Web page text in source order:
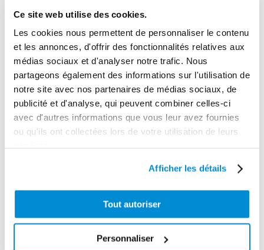
Ce site web utilise des cookies.
Les cookies nous permettent de personnaliser le contenu
et les annonces, d'offrir des fonctionnalités relatives aux
médias sociaux et d'analyser notre trafic. Nous
partageons également des informations sur l'utilisation de
notre site avec nos partenaires de médias sociaux, de
publicité et d'analyse, qui peuvent combiner celles-ci
avec d'autres informations que vous leur avez fournies
ou qu'ils ont collectées lors de votre utilisation de leurs
Afficher les détails
Tout autoriser
Personnaliser
Pompe ATEX 12
Pivot
orientable
acier pour
enrouleur “Type